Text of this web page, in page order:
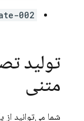
002
تولید
متنی
شما می‌توانید